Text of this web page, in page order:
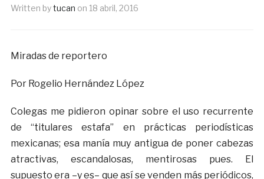
Written bytucan on 18 abril, 2016
Miradas de reportero
Por Rogelio Hernández López
Colegas me pidieron opinar sobre el uso recurrente
de “titulares estafa” en prácticas periodísticas
mexicanas; esa manía muy antigua de poner cabezas
atractivas, escandalosas, mentirosas pues. El
supuesto era –y es– que así se venden más periódicos,